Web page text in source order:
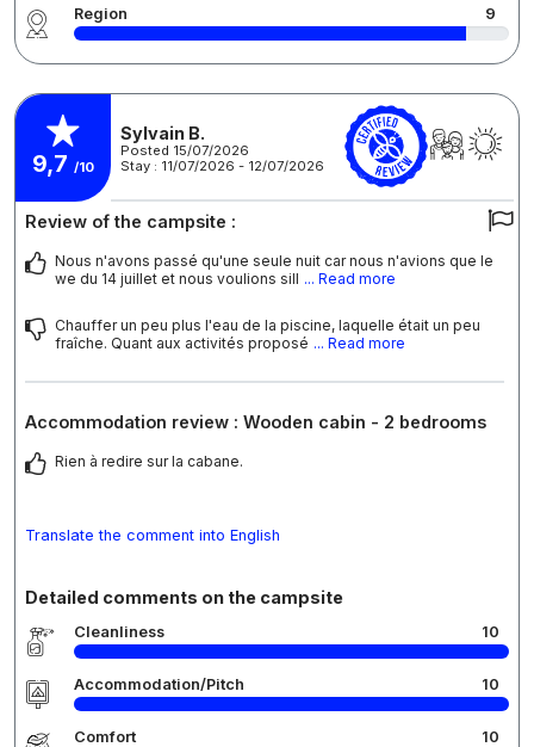
Region 9
9,7 /10
Sylvain B.
Posted 15/07/2026
Stay : 11/07/2026 - 12/07/2026
Review of the campsite :
Nous n'avons passé qu'une seule nuit car nous n'avions que le
we du 14 juillet et nous voulions sill ... Read more
Chauffer un peu plus l'eau de la piscine, laquelle était un peu
fraîche. Quant aux activités proposé ... Read more
Accommodation review : Wooden cabin - 2 bedrooms
Rien à redire sur la cabane.
Translate the comment into English
Detailed comments on the campsite
Cleanliness 10
Accommodation/Pitch 10
Comfort 10